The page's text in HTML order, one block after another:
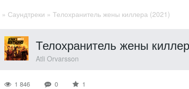
» Саундтреки » Телохранитель жены киллера (2021)
Телохранитель жены
Atli Orvarsson
1 846 0 1